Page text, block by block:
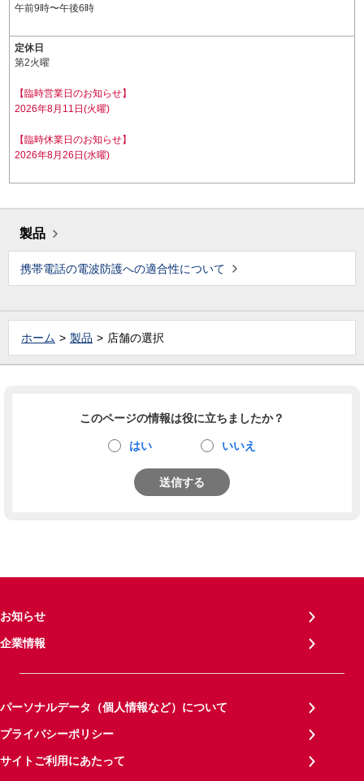
午前9時〜午後6時
定休日
第2火曜
【臨時営業日のお知らせ】
2026年8月11日(火曜)
【臨時休業日のお知らせ】
2026年8月26日(水曜)
製品
携帯電話の電波防護への適合性について
ホーム 製品 店舗の選択
このページの情報は役に立ちましたか？
はい いいえ
送信する
お知らせ
企業情報
パーソナルデータ（個人情報など）について
プライバシーポリシー
サイトご利用にあたって